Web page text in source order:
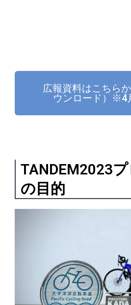
広報資料はこちら
ウンロード）※4
TANDEM2023
の目的